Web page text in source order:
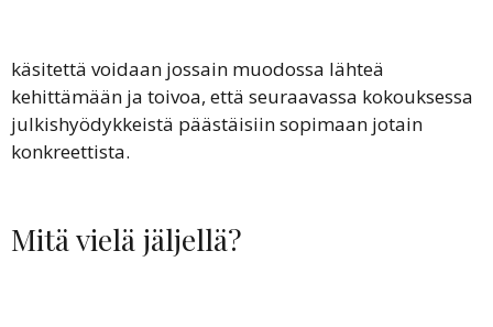
käsitettä voidaan jossain muodossa lähteä
kehittämään ja toivoa, että seuraavassa kokouksessa
julkishyödykkeistä päästäisiin sopimaan jotain
konkreettista.
Mitä vielä jäljellä?